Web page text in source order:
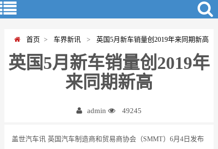
首页 > 车界新讯 > 英国5月新车销量创2019年来同期新高
英国5月新车销量创2019年
来同期新高
admin 49245
盖世汽车讯 英国汽车制造商和贸易商协会（SMMT）6月4日发布